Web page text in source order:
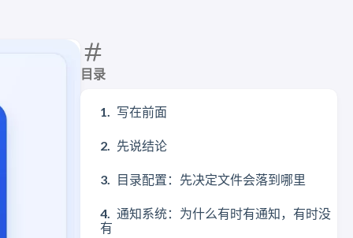
目录
写在前面
先说结论
目录配置：先决定文件会落到哪里
通知系统：为什么有时有通知，有时没
有